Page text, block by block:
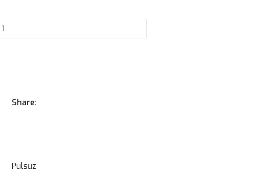
Share:
Pulsuz